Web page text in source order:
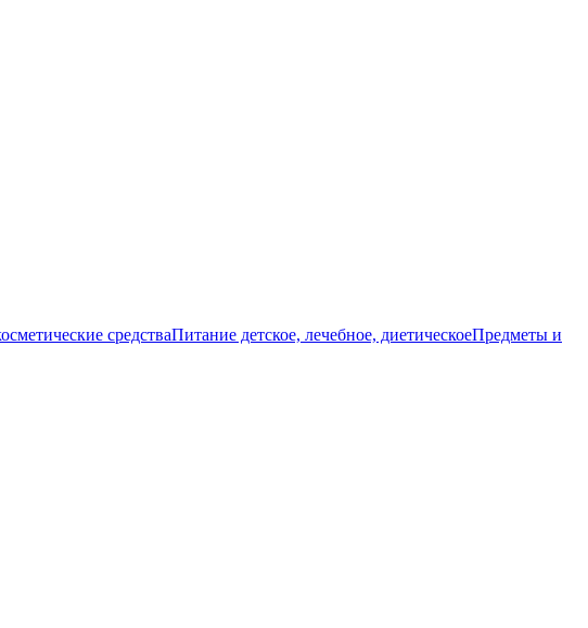
средстваПитание детское, лечебное, диетическоеПредметы и